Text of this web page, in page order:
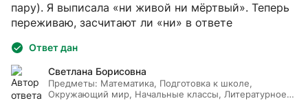
пару). Я выписала «ни живой ни мёртвый». Теперь
переживаю, засчитают ли «ни» в ответе
Ответ дан
Светлана Борисовна
Предметы: Математика, Подготовка к школе,
Окружающий мир, Начальные классы, Литературное